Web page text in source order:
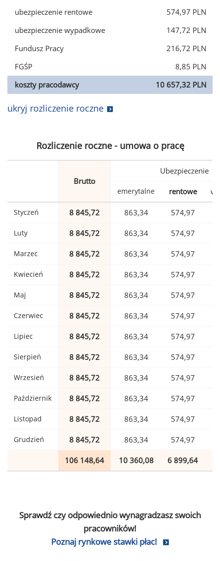
ubezpieczenie rentowe
574,97 PLN
ubezpieczenie wypadkowe
147,72 PLN
Fundusz Pracy
216,72 PLN
FGŚP
8,85 PLN
koszty pracodawcy
10 657,32 PLN
ukryj rozliczenie roczne
Rozliczenie roczne - umowa o pracę
Brutto
Ubezpieczenie
emerytalne rentowe
Styczeń 8 845,72 863,34 574,97
Luty 8 845,72 863,34 574,97
Marzec 8 845,72 863,34 574,97
Kwiecień 8 845,72 863,34 574,97
Maj 8 845,72 863,34 574,97
Czerwiec 8 845,72 863,34 574,97
Lipiec 8 845,72 863,34 574,97
Sierpień 8 845,72 863,34 574,97
Wrzesień 8 845,72 863,34 574,97
Październik 8 845,72 863,34 574,97
Listopad 8 845,72 863,34 574,97
Grudzień 8 845,72 863,34 574,97
106 148,64 10 360,08 6 899,64
Sprawdź czy odpowiednio wynagradzasz swoich
pracowników!
Poznaj rynkowe stawki płac!